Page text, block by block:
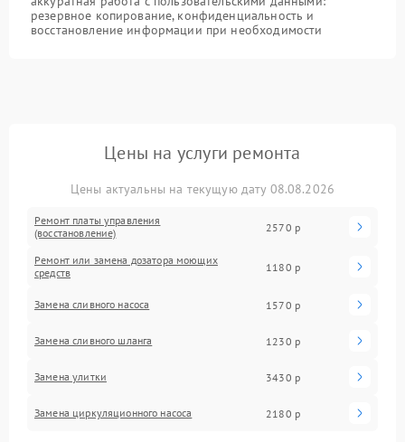
резервное копирование, конфиденциальность и
восстановление информации при необходимости
Цены на услуги ремонта
Цены актуальны на текущую дату 08.08.2026
Ремонт платы управления
(восстановление)
2570 р
Ремонт или замена дозатора моющих
средств
1180 р
Замена сливного насоса 1570 р
Замена сливного шланга 1230 р
Замена улитки 3430 р
Замена циркуляционного насоса 2180 р